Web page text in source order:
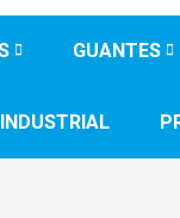
GUANTES